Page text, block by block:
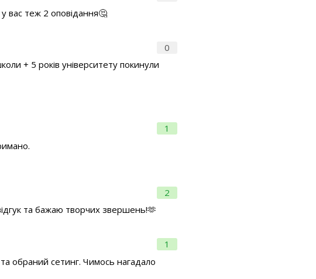
вас теж 2 оповідання🤔
0
+ 5 років університету покинули
1
2
та бажаю творчих звершень!🫶
1
обраний сетинг. Чимось нагадало